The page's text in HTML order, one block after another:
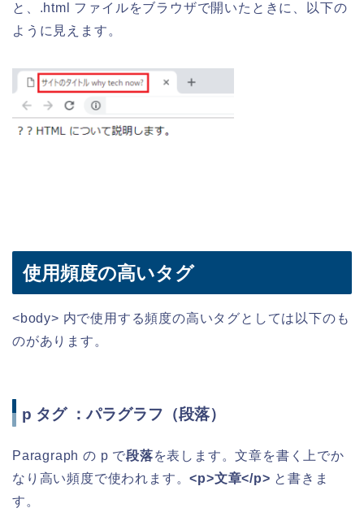
と、.html ファイルをブラウザで開いたときに、以下の
ように見えます。
使用頻度の高いタグ
<body> 内で使用する頻度の高いタグとしては以下のも
のがあります。
p タグ ：パラグラフ（段落）
Paragraph の p で段落を表します。文章を書く上でか
なり高い頻度で使われます。<p>文章</p> と書きま
す。